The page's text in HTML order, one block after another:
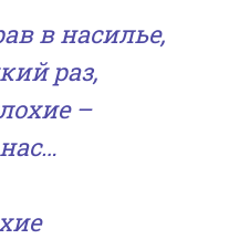
в насилье,
раз,
–